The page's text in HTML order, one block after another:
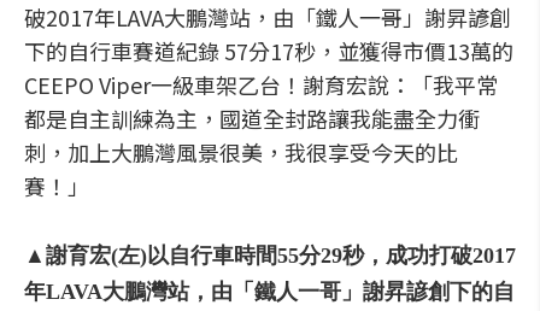
破2017年LAVA大鵬灣站，由「鐵人一哥」謝昇諺創
下的自行車賽道紀錄 57分17秒，並獲得市價13萬的
CEEPO Viper一級車架乙台！謝育宏說：「我平常
都是自主訓練為主，國道全封路讓我能盡全力衝
刺，加上大鵬灣風景很美，我很享受今天的比
賽！」
▲謝育宏(左)以自行車時間55分29秒，成功打破2017
年LAVA大鵬灣站，由「鐵人一哥」謝昇諺創下的自